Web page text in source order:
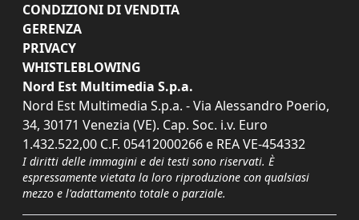
CONDIZIONI DI VENDITA
GERENZA
PRIVACY
WHISTLEBLOWING
Nord Est Multimedia S.p.a.
Nord Est Multimedia S.p.a. - Via Alessandro Poerio,
34, 30171 Venezia (VE). Cap. Soc. i.v. Euro
1.432.522,00 C.F. 05412000266 e REA VE-454332
I diritti delle immagini e dei testi sono riservati. È
espressamente vietata la loro riproduzione con qualsiasi
mezzo e l'adattamento totale o parziale.